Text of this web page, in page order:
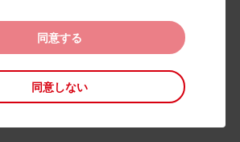
は、下記のCAD図データ利用規約
図データ利用規約」といいます）
だいたお客様に限定して、本CA
ロードページで公開している当
の利用を許諾いたします。
同意する
同意しない